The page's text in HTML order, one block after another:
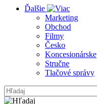
Ďalšie
Marketing
Obchod
Filmy
Česko
Koncesionárske
Stručne
Tlačové správy